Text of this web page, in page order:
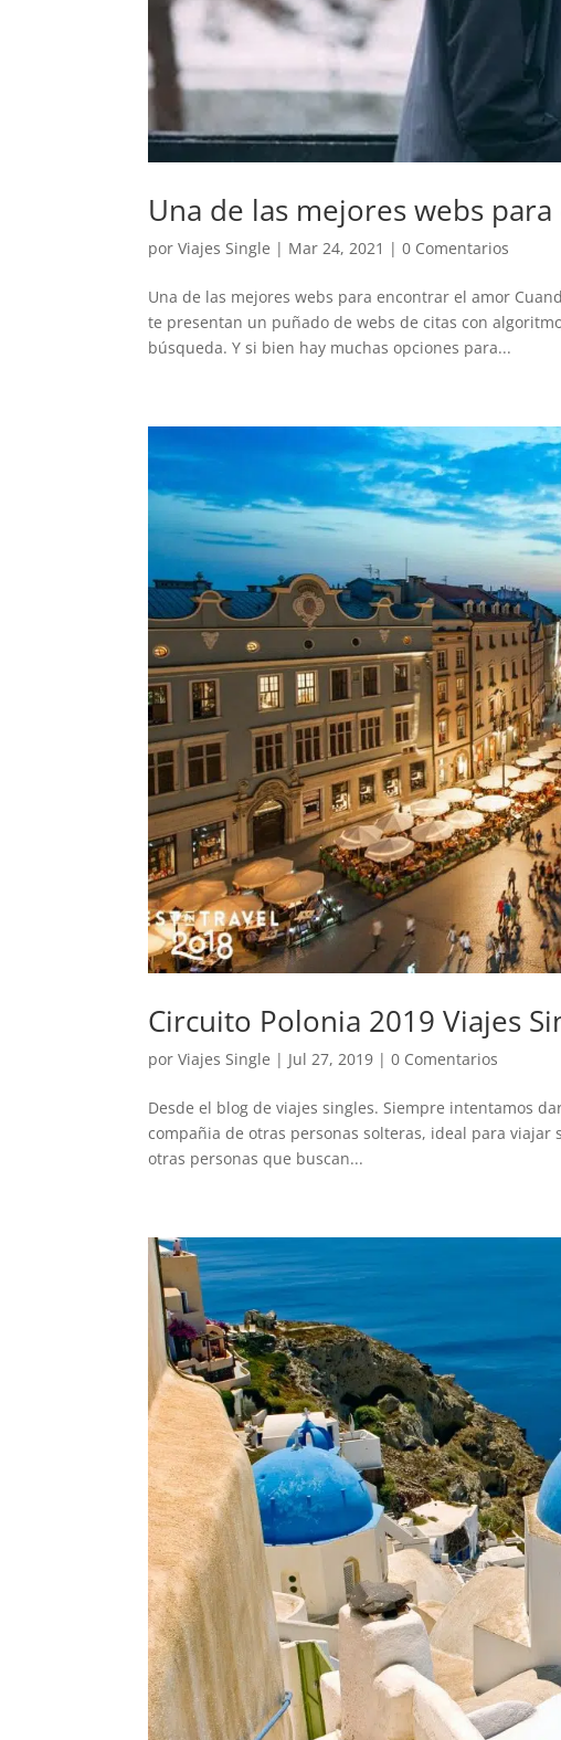
Una de las mejores webs
porViajes Single | Mar 24, 2021 |0 Comentarios
Una de las mejores webs para encontrar el amor
te presentan un puñado de webs de citas con
búsqueda. Y si bien hay muchas opciones para...
Circuito Polonia 2019 Viajes
porViajes Single | Jul 27, 2019 |0 Comentarios
Desde el blog de viajes singles. Siempre intentamos
compañia de otras personas solteras, ideal para
otras personas que buscan...